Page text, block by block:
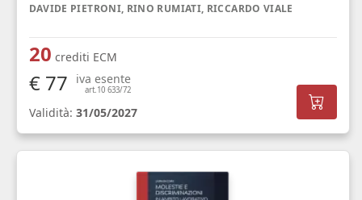
DAVIDE PIETRONI, RINO RUMIATI, RICCARDO VIALE
20 crediti ECM
€ 77 iva esente
art.10 633/72
Validità: 31/05/2027